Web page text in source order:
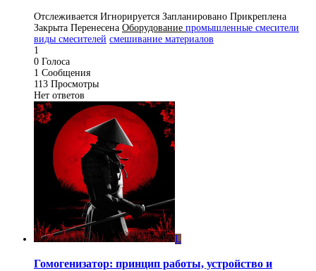
Отслеживается Игнорируется Запланировано Прикреплена
Закрыта Перенесена Оборудование промышленные смесители
виды смесителей смешивание материалов
1
0 Голоса
1 Сообщения
113 Просмотры
Нет ответов
L
Гомогенизатор: принцип работы, устройство и